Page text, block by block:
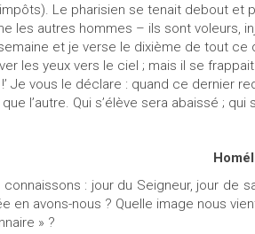
Le pharisien se tenait debout et
les autres hommes – ils sont voleurs,
et je verse le dixième de tout ce
les yeux vers le ciel ; mais il se
Je vous le déclare : quand ce dernier
l’autre. Qui s’élève sera abaissé ; qui
connaissons : jour du Seigneur, jour de
en avons-nous ? Quelle image nous
» ?